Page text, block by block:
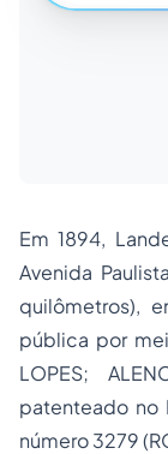
Em 1894,
Avenida
quilômetros),
pública por
LOPES;
patenteado no
número 3279